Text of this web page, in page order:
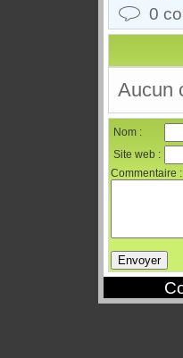
0
Aucun
Nom :
Site web :
Commentaire :